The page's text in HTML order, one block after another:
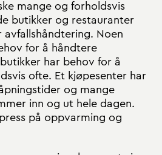
mange og forholdsvis
butikker og restauranter
avfallshåndtering. Noen
for å håndtere
har behov for å
ofte. Et kjøpesenter har
og mange
inn og ut hele dagen.
på oppvarming og